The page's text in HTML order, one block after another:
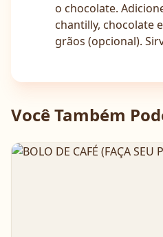
o chocolate.
chantilly, chocolate
grãos (opcional).
Você Também